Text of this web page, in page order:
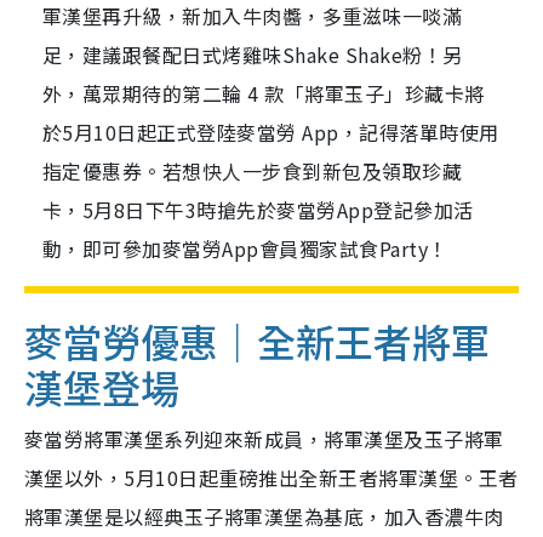
軍漢堡再升級，新加入牛肉醬，多重滋味一啖滿
足，建議跟餐配日式烤雞味Shake Shake粉！另
外，萬眾期待的第二輪 4 款「將軍玉子」珍藏卡將
於5月10日起正式登陸麥當勞 App，記得落單時使用
指定優惠券。若想快人一步食到新包及領取珍藏
卡，5月8日下午3時搶先於麥當勞App登記參加活
動，即可參加麥當勞App會員獨家試食Party！
麥當勞優惠｜全新王者將軍
漢堡登場
麥當勞將軍漢堡系列迎來新成員，將軍漢堡及玉子將軍
漢堡以外，5月10日起重磅推出全新王者將軍漢堡。王者
將軍漢堡是以經典玉子將軍漢堡為基底，加入香濃牛肉